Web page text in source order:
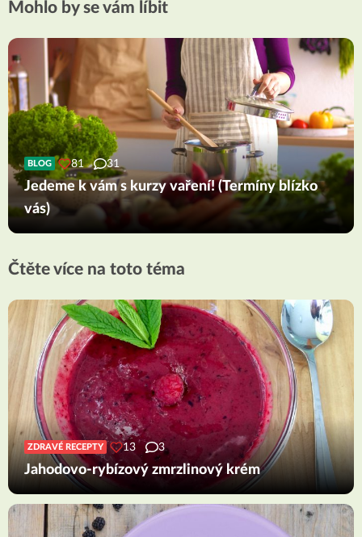
Mohlo by se vám líbit
BLOG 81 31
Jedeme k vám s kurzy vaření! (Termíny blízko
vás)
Čtěte více na toto téma
ZDRAVÉ RECEPTY 13 3
Jahodovo-rybízový zmrzlinový krém